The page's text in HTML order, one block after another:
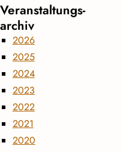
Veranstaltungs­
archiv
2026
2025
2024
2023
2022
2021
2020